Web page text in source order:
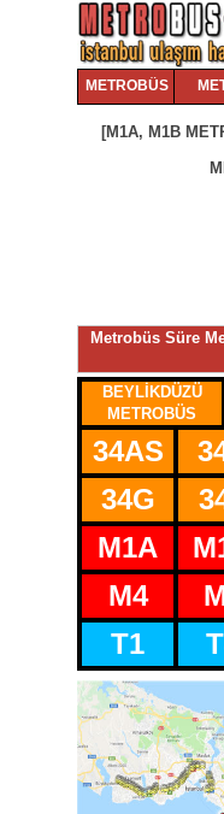
METROBÜS
34
M1A
M4
T1
34G
34AS
Metrobüs Süre
BEYLİKDÜZÜ
METROBÜS
[M1A, M1B